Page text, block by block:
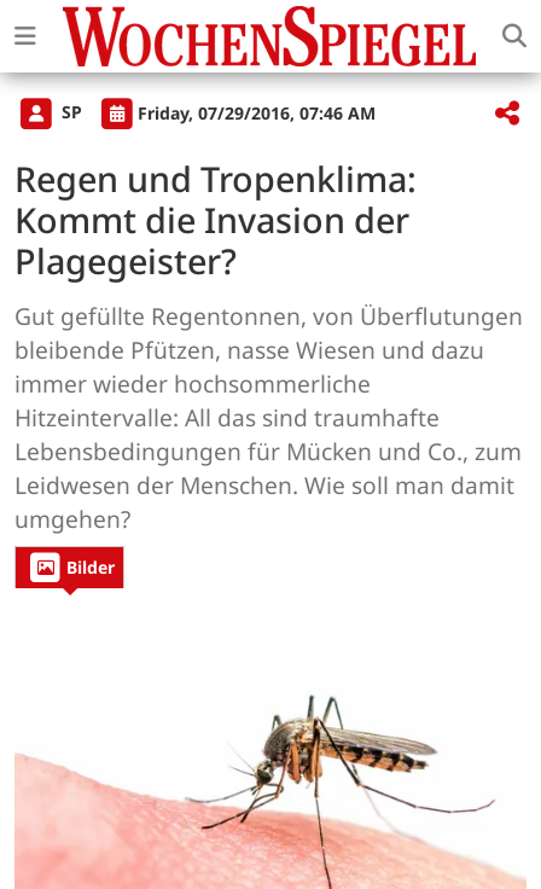
SP Friday, 07/29/2016, 07:46 AM
Regen und Tropenklima:
Kommt die Invasion der
Plagegeister?
Gut gefüllte Regentonnen, von Überflutungen
bleibende Pfützen, nasse Wiesen und dazu
immer wieder hochsommerliche
Hitzeintervalle: All das sind traumhafte
Lebensbedingungen für Mücken und Co., zum
Leidwesen der Menschen. Wie soll man damit
umgehen?
Bilder